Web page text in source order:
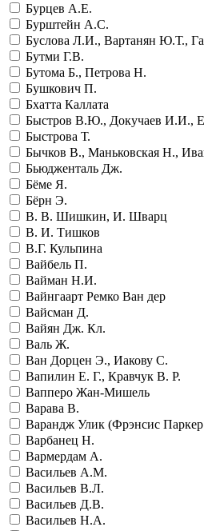
Бурцев А.Е.
Бурштейн А.С.
Буслова Л.И., Вартанян Ю.Т.,
Бутми Г.В.
Бутома Б., Петрова Н.
Бушкович П.
Бхатта Каллата
Быстров В.Ю., Докучаев И.И.,
Быстрова Т.
Бычков В., Маньковская Н.,
Бьюдженталь Дж.
Бёме Я.
Бёрн Э.
В. В. Шишкин, И. Шварц
В. И. Тишков
В.Г. Кульпина
Вайбель П.
Вайман Н.И.
Вайнгаарт Ремко Ван дер
Вайсман Д.
Вайян Дж. Кл.
Валь Ж.
Ван Дорцен Э., Иакову С.
Вапилин Е. Г., Кравчук В. Р.
Вапперо Жан-Мишель
Варава В.
Варандж Улик (Фрэнсис
Варбанец Н.
Вармердам А.
Васильев А.М.
Васильев В.Л.
Васильев Д.В.
Васильев Н.А.